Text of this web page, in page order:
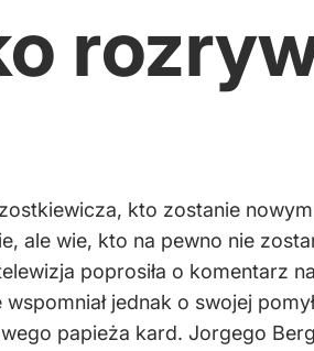
kto zostanie
ale wie, kto na pewno nie
poprosiła o komentarz
jednak o swojej
papieża kard. Jorgego